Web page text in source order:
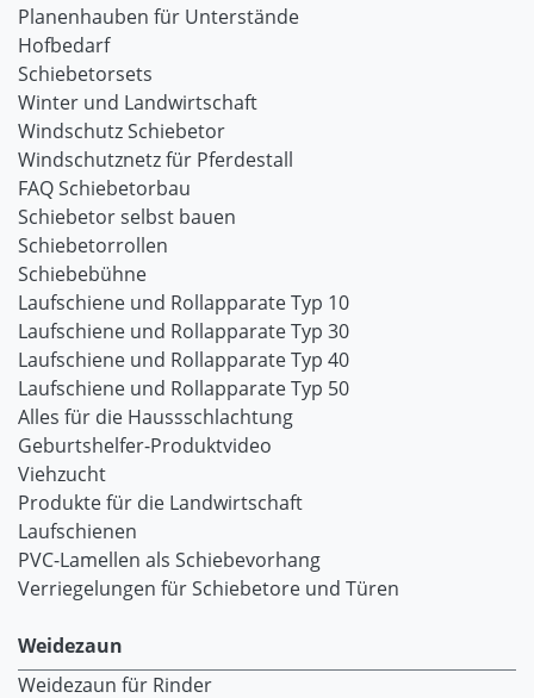
Planenhauben für Unterstände
Hofbedarf
Schiebetorsets
Winter und Landwirtschaft
Windschutz Schiebetor
Windschutznetz für Pferdestall
FAQ Schiebetorbau
Schiebetor selbst bauen
Schiebetorrollen
Schiebebühne
Laufschiene und Rollapparate Typ 10
Laufschiene und Rollapparate Typ 30
Laufschiene und Rollapparate Typ 40
Laufschiene und Rollapparate Typ 50
Alles für die Haussschlachtung
Geburtshelfer-Produktvideo
Viehzucht
Produkte für die Landwirtschaft
Laufschienen
PVC-Lamellen als Schiebevorhang
Verriegelungen für Schiebetore und Türen
Weidezaun
Weidezaun für Rinder